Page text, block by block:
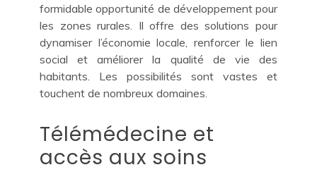
formidable opportunité de développement pour
les zones rurales. Il offre des solutions pour
dynamiser l’économie locale, renforcer le lien
social et améliorer la qualité de vie des
habitants. Les possibilités sont vastes et
touchent de nombreux domaines.
Télémédecine et
accès aux soins